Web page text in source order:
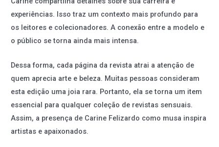
experiências. Isso traz um contexto mais profundo para
os leitores e colecionadores. A conexão entre a modelo e
o público se torna ainda mais intensa.
Dessa forma, cada página da revista atrai a atenção de
quem aprecia arte e beleza. Muitas pessoas consideram
esta edição uma joia rara. Portanto, ela se torna um item
essencial para qualquer coleção de revistas sensuais.
Assim, a presença de Carine Felizardo como musa inspira
artistas e apaixonados.